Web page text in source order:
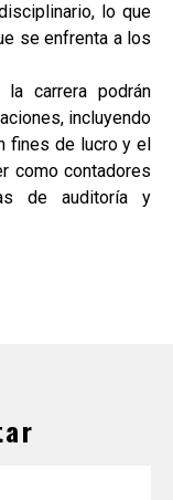
lo que
se enfrenta a los
carrera podrán
incluyendo
fines de lucro y el
como contadores
de auditoría y